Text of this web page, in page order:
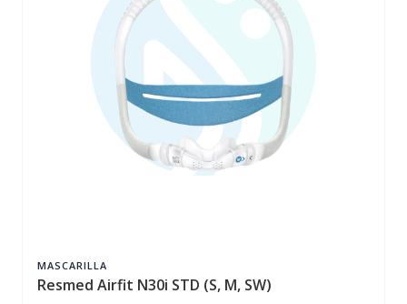
MASCARILLA
Resmed Airfit N30i STD (S, M, SW)